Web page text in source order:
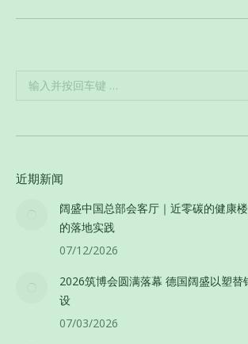
Search:
近期新闻
阔盛中国总部会客厅｜近零碳的健康
的落地实践
07/12/2026
2026筑博会圆满落幕 德国阔盛以塑替
设
07/03/2026